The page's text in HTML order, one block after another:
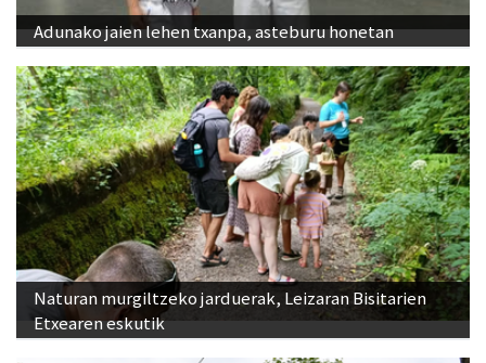
Adunako jaien lehen txanpa, asteburu honetan
Naturan murgiltzeko jarduerak, Leizaran Bisitarien
Etxearen eskutik